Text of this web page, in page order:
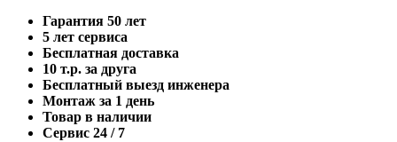
Гарантия 50 лет
5 лет сервиса
Бесплатная доставка
10 т.р. за друга
Бесплатный выезд инженера
Монтаж за 1 день
Товар в наличии
Сервис 24 / 7